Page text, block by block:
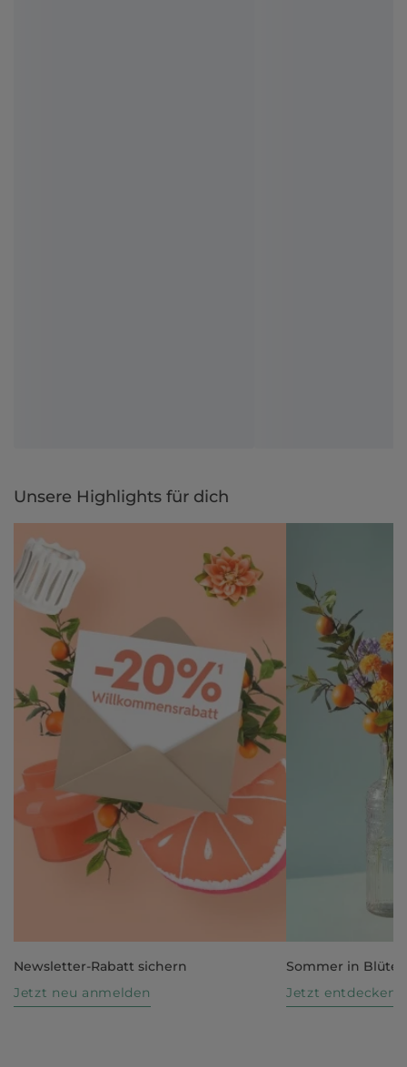
Unsere Highlights für dich
Newsletter-Rabatt sichern
Jetzt neu anmelden
Sommer in Blüte
Jetzt entdecken